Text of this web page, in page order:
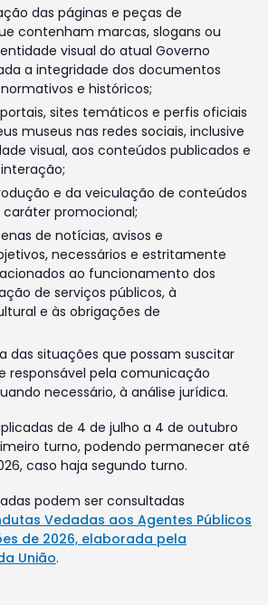
das páginas e peças de
contenham marcas, slogans ou
visual do atual Governo
a integridade dos documentos
e históricos;
sites temáticos e perfis oficiais
museus nas redes sociais, inclusive
visual, aos conteúdos publicados e
e da veiculação de conteúdos
promocional;
de notícias, avisos e
necessários e estritamente
ao funcionamento dos
de serviços públicos, à
e às obrigações de
das situações que possam suscitar
responsável pela comunicação
necessário, à análise jurídica.
de 4 de julho a 4 de outubro
turno, podendo permanecer até
caso haja segundo turno.
podem ser consultadas
Vedadas aos Agentes Públicos
de 2026, elaborada pela
União.